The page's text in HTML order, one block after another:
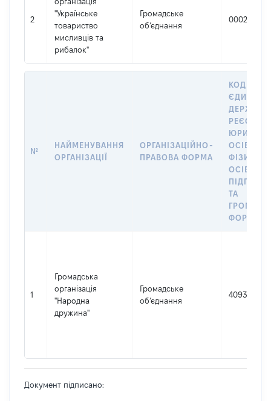
2
"Українське
товариство
мисливців та
рибалок"
Громадське
об’єднання
00020623
№
НАЙМЕНУВАННЯ
ОРГАНІЗАЦІЇ
ОРГАНІЗАЦІЙНО-
ПРАВОВА ФОРМА
КОД В
РЕЄСТРІ
ОСІБ,
ОСІБ –
ТА
1
Громадська
організація
"Народна
дружина"
Громадське
об’єднання
40938612
Документ підписано: